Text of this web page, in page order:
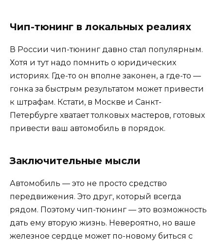
Чип-тюнинг в локальных реалиях
В России чип-тюнинг давно стал популярным.
Хотя и тут надо помнить о юридических
историях. Где-то он вполне законен, а где-то —
гонка за быстрым результатом может привести
к штрафам. Кстати, в Москве и Санкт-
Петербурге хватает толковых мастеров, готовых
привести ваш автомобиль в порядок.
Заключительные мысли
Автомобиль — это не просто средство
передвижения. Это друг, который всегда
рядом. Поэтому чип-тюнинг — это возможность
дать ему вторую жизнь. Невероятно, но ваше
железное сердце может по-новому биться с